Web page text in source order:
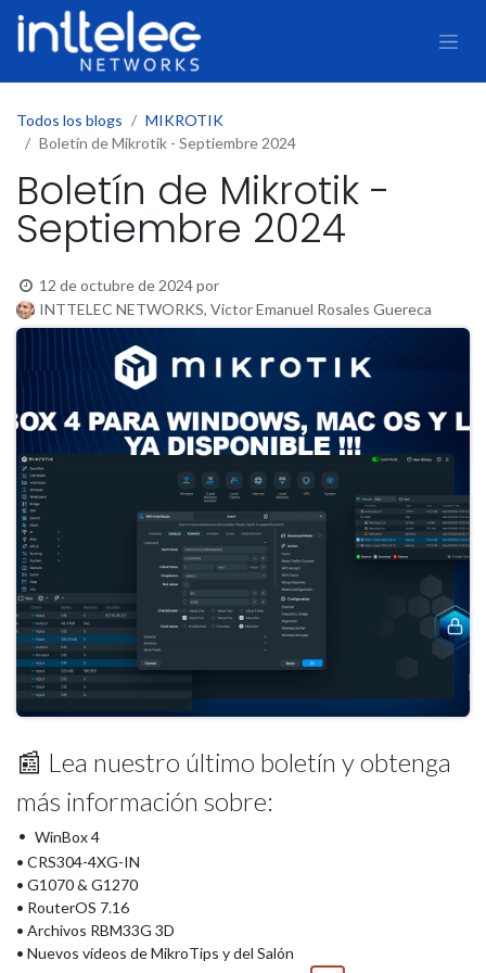
Todos los blogs
MIKROTIK
Boletín de Mikrotik - Septiembre 2024
Boletín de Mikrotik -
Septiembre 2024
12 de octubre de 2024por
INTTELEC NETWORKS, Victor Emanuel Rosales Guereca
📰 Lea nuestro último boletín y obtenga
más información sobre:
• WinBox 4
• CRS304-4XG-IN
• G1070 & G1270
• RouterOS 7.16
• Archivos RBM33G 3D
• Nuevos vídeos de MikroTips y del Salón